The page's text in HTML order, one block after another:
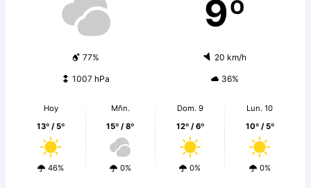
9º
77% 20 km/h
1007 hPa 36%
Hoy
13º / 5º
46%
Mñn.
15º / 8º
0%
Dom. 9
12º / 6º
0%
Lun. 10
10º / 5º
0%